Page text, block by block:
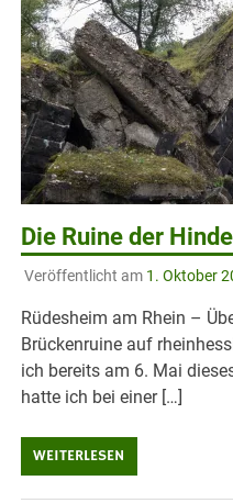
Die Ruine der
Veröffentlicht am 1. Oktober
Rüdesheim am Rhein –
Brückenruine auf
ich bereits am 6. Mai
hatte ich bei einer […]
WEITERLESEN